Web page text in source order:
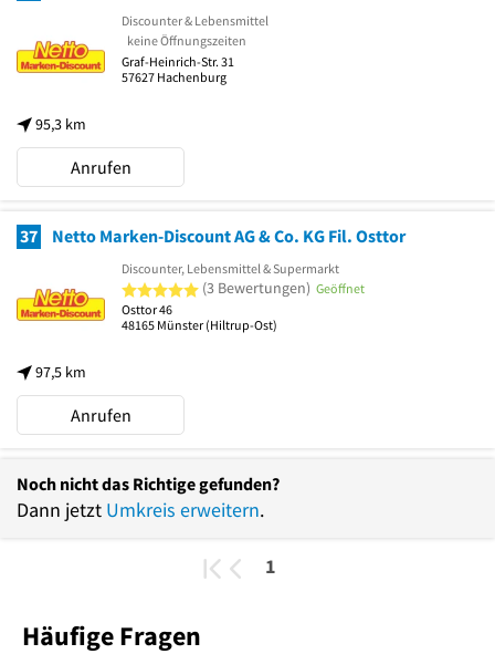
95,3 km
Discounter & Lebensmittel
keine Öffnungszeiten
Graf-Heinrich-Str. 31
57627 Hachenburg
Anrufen
37 Netto Marken-Discount AG & Co. KG Fil. Osttor
97,5 km
Discounter, Lebensmittel & Supermarkt
5 von 5 Sternen
(3 Bewertungen) Geöffnet
Osttor 46
48165 Münster(Hiltrup-Ost)
Anrufen
Noch nicht das Richtige gefunden?
Dann jetzt Umkreis erweitern.
1
Häufige Fragen